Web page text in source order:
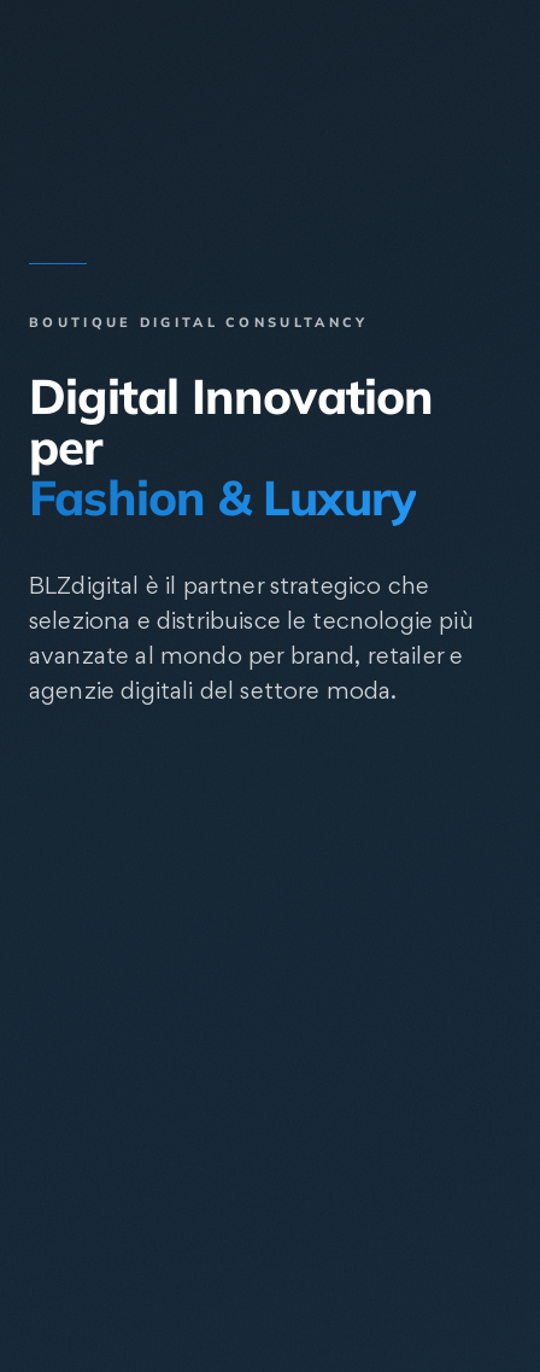
BOUTIQUE DIGITAL CONSULTANCY
Digital Innovation
per
Fashion & Luxury
BLZdigital è il partner strategico che
seleziona e distribuisce le tecnologie più
avanzate al mondo per brand, retailer e
agenzie digitali del settore moda.